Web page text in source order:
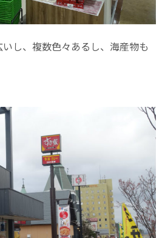
し、複数色々あるし、海産物も